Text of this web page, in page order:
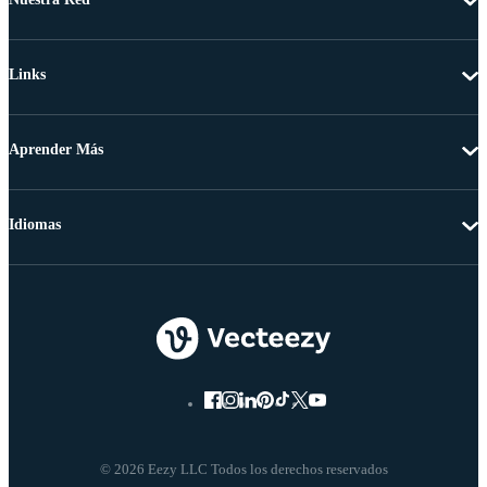
Links
Aprender Más
© 2026 Eezy LLC Todos los derechos reservados
Idiomas